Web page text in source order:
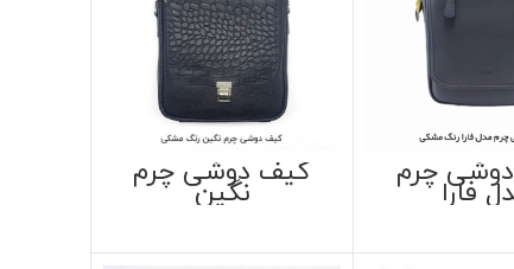
چرم
فارا
کیف دوشی چرم
نگین